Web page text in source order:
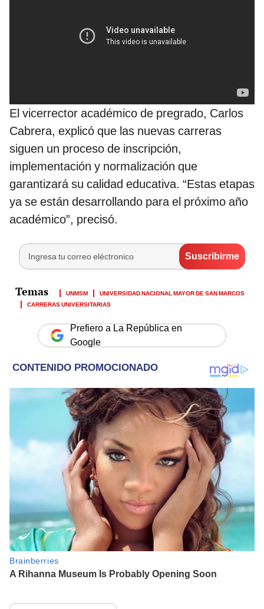
El vicerrector académico de pregrado, Carlos
Cabrera, explicó que las nuevas carreras
siguen un proceso de inscripción,
implementación y normalización que
garantizará su calidad educativa. “Estas etapas
ya se están desarrollando para el próximo año
académico”, precisó.
UNMSM
UNIVERSIDAD NACIONAL MAYOR DE SAN MARCOS
CARRERAS UNIVERSITARIAS
Prefiero a La República en
Google